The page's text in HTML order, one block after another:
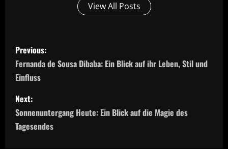
View All Posts
P
o
s
t
n
Previous:
Fernanda de Sousa Dibaba: Ein Blick auf ihr Leben, Stil und
Einfluss
Next:
Sonnenuntergang Heute: Ein Blick auf die Magie des
Tagesendes